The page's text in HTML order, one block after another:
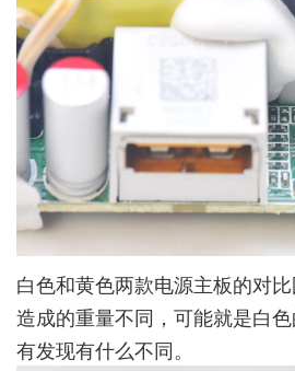
白色和黄色两款电源主板的对
造成的重量不同，可能就是白
有发现有什么不同。